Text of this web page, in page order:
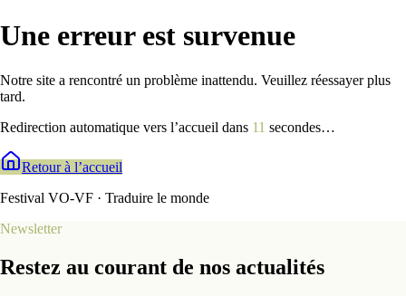
Une erreur est survenue
Notre site a rencontré un problème inattendu. Veuillez réessayer plus
tard.
Redirection automatique vers l’accueil dans 9 secondes…
Retour à l’accueil
Festival VO-VF · Traduire le monde
Newsletter
Restez au courant de nos actualités